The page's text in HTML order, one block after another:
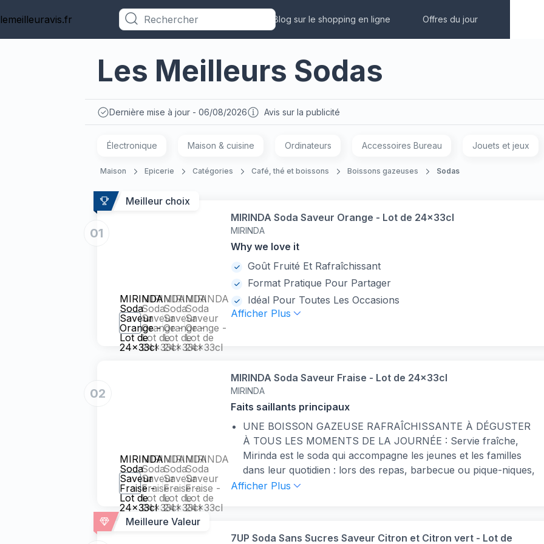
lemeilleuravis.fr Catégories Blog sur le shopping en ligne Offres du jour
Les Meilleurs Sodas
Avis sur la publicité
Dernière mise à jour - 06/08/2026
Électronique Maison & cuisine Ordinateurs Accessoires Bureau Jouets et jeux
Maison Epicerie Catégories Café, thé et boissons Boissons gazeuses Sodas
Meilleur choix
01
MIRINDA
Soda
Saveur
Orange -
Lot de
24x33cl
MIRINDA
Soda
Saveur
Orange -
Lot de
24x33cl
MIRINDA
Soda
Saveur
Orange -
Lot de
24x33cl
MIRINDA
Soda
Saveur
Orange -
Lot de
24x33cl
MIRINDA Soda Saveur Orange - Lot de 24x33cl
MIRINDA
Why we love it
Goût Fruité Et Rafraîchissant
Format Pratique Pour Partager
Idéal Pour Toutes Les Occasions
Afficher Plus
02
MIRINDA
Soda
Saveur
Fraise -
Lot de
24x33cl
MIRINDA
Soda
Saveur
Fraise -
Lot de
24x33cl
MIRINDA
Soda
Saveur
Fraise -
Lot de
24x33cl
MIRINDA
Soda
Saveur
Fraise -
Lot de
24x33cl
MIRINDA Soda Saveur Fraise - Lot de 24x33cl
MIRINDA
Faits saillants principaux
UNE BOISSON GAZEUSE RAFRAÎCHISSANTE À DÉGUSTER
À TOUS LES MOMENTS DE LA JOURNÉE : Servie fraîche,
Mirinda est le soda qui accompagne les jeunes et les familles
dans leur quotidien : lors des repas, barbecue ou pique-niques,
lors d’une pause, un apéritif entre amis, ou encore pour
Afficher Plus
Meilleure Valeur
7UP Soda Sans Sucres Saveur Citron et Citron vert - Lot de